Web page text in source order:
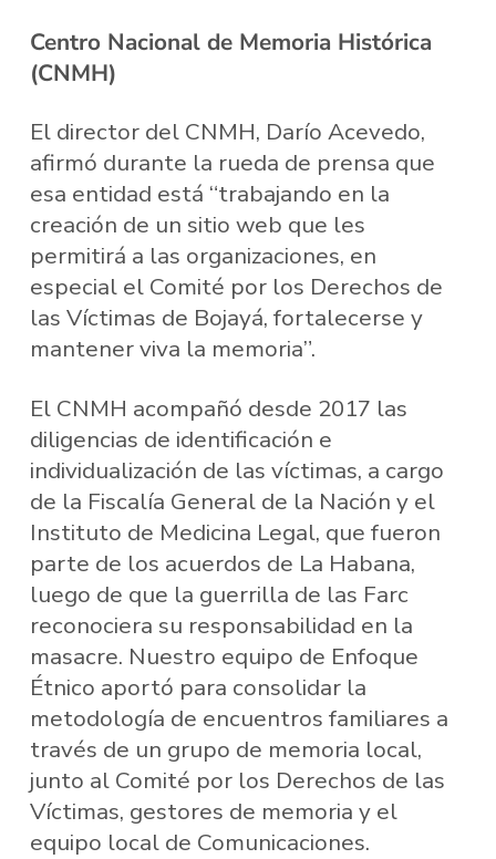
Centro Nacional de Memoria Histórica
(CNMH)
El director del CNMH, Darío Acevedo,
afirmó durante la rueda de prensa que
esa entidad está “trabajando en la
creación de un sitio web que les
permitirá a las organizaciones, en
especial el Comité por los Derechos de
las Víctimas de Bojayá, fortalecerse y
mantener viva la memoria”.
El CNMH acompañó desde 2017 las
diligencias de identificación e
individualización de las víctimas, a cargo
de la Fiscalía General de la Nación y el
Instituto de Medicina Legal, que fueron
parte de los acuerdos de La Habana,
luego de que la guerrilla de las Farc
reconociera su responsabilidad en la
masacre. Nuestro equipo de Enfoque
Étnico aportó para consolidar la
metodología de encuentros familiares a
través de un grupo de memoria local,
junto al Comité por los Derechos de las
Víctimas, gestores de memoria y el
equipo local de Comunicaciones.